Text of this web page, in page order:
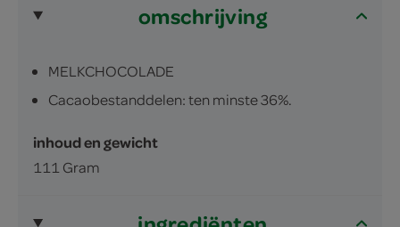
omschrijving
MELKCHOCOLADE
Cacaobestanddelen: ten minste 36%.
inhoud en gewicht
111 Gram